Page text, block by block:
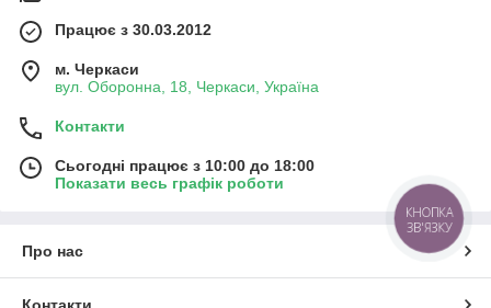
Працює з 30.03.2012
м. Черкаси
вул. Оборонна, 18, Черкаси, Україна
Контакти
Сьогодні працює з 10:00 до 18:00
Показати весь графік роботи
Про нас
Контакти
КНОПКА
ЗВ'ЯЗКУ